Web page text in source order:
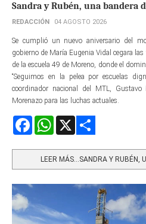
Sandra y Rubén, una bandera
REDACCIÓN 04 AGOSTO 2026
Se cumplió un nuevo aniversario del
gobierno de María Eugenia Vidal cegara
de la escuela 49 de Moreno, donde el
“Seguimos en la pelea por escuelas
coordinador nacional del MTL,
Morenazo para las luchas actuales.
FacebookWhatsApp
LEER MÁS…SANDRA Y RUBÉN,